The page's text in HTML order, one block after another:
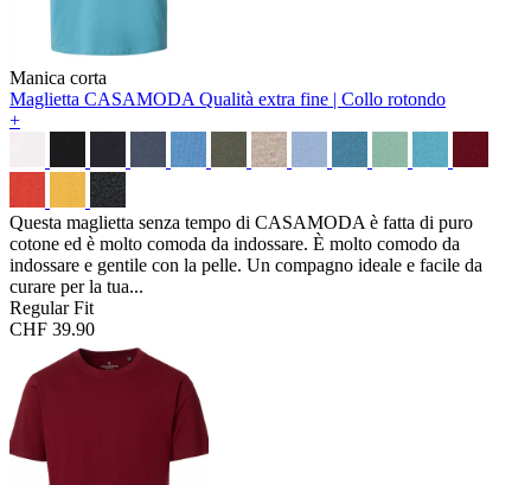
Manica corta
Maglietta CASAMODA Qualità extra fine | Collo rotondo
+
Questa maglietta senza tempo di CASAMODA è fatta di puro
cotone ed è molto comoda da indossare. È molto comodo da
indossare e gentile con la pelle. Un compagno ideale e facile da
curare per la tua...
Regular Fit
CHF 39.90